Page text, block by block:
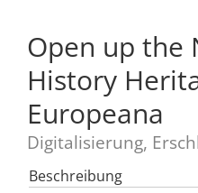
Open up the
History
Europeana
Digitalisierung,
Beschreibung